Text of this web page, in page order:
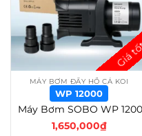
MÁY BƠM ĐẨY HỒ CÁ KOI
WP 12000
1,650,000₫